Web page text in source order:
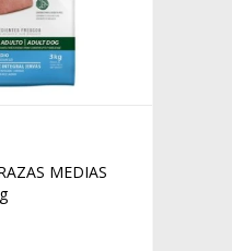
MEDIAS